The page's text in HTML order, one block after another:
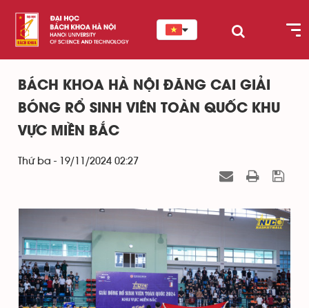
BÁCH KHOA HÀ NỘI ĐĂNG CAI GIẢI
BÓNG RỔ SINH VIÊN TOÀN QUỐC KHU
VỰC MIỀN BẮC
Thứ ba - 19/11/2024 02:27